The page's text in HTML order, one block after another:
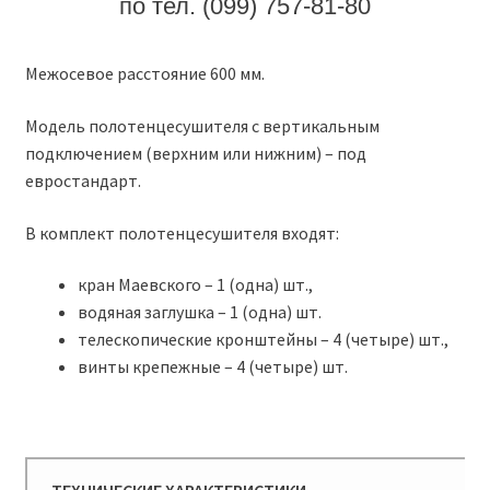
по тел. (099) 757-81-80
Межосевое расстояние 600 мм.
Модель полотенцесушителя с вертикальным
подключением (верхним или нижним) – под
евростандарт.
В комплект полотенцесушителя входят:
кран Маевского – 1 (одна) шт.,
водяная заглушка – 1 (одна) шт.
телескопические кронштейны – 4 (четыре) шт.,
винты крепежные – 4 (четыре) шт.